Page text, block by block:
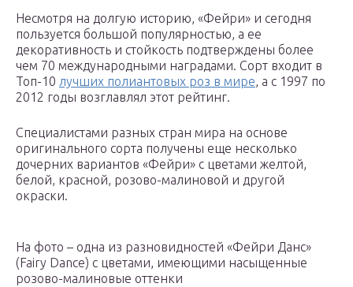
Несмотря на долгую историю, «Фейри» и сегодня
пользуется большой популярностью, а ее
декоративность и стойкость подтверждены более
чем 70 международными наградами. Сорт входит в
Топ-10 лучших полиантовых роз в мире, а с 1997 по
2012 годы возглавлял этот рейтинг.
Специалистами разных стран мира на основе
оригинального сорта получены еще несколько
дочерних вариантов «Фейри» с цветами желтой,
белой, красной, розово-малиновой и другой
окраски.
На фото – одна из разновидностей «Фейри Данс»
(Fairy Dance) с цветами, имеющими насыщенные
розово-малиновые оттенки